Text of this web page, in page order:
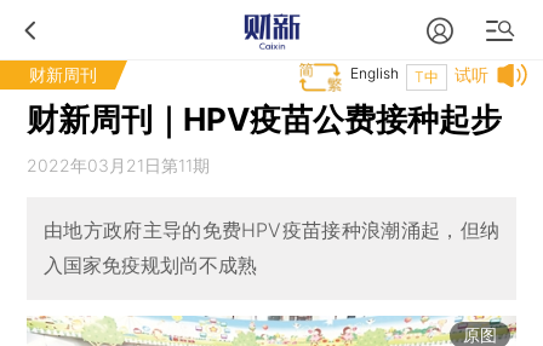
财新周刊 试听
T中
English
财新周刊｜HPV疫苗公费接种起步
2022年03月21日第11期
由地方政府主导的免费HPV疫苗接种浪潮涌起，但纳
入国家免疫规划尚不成熟
原图